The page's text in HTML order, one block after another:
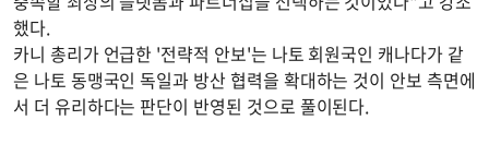
했다.
카니 총리가 언급한 '전략적 안보'는 나토 회원국인 캐나다가 같
은 나토 동맹국인 독일과 방산 협력을 확대하는 것이 안보 측면에
서 더 유리하다는 판단이 반영된 것으로 풀이된다.